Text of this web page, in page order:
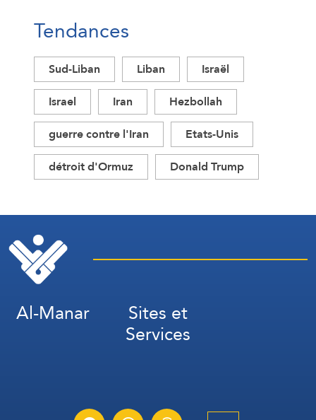
Tendances
Sud-Liban Liban
Israël
Israel
Iran
Hezbollah
guerre contre l'Iran
Etats-Unis
détroit d'Ormuz
Donald Trump
Al-Manar Sites et
Services